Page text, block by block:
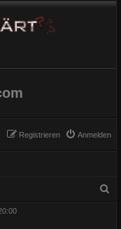
Anmelden
Registrieren